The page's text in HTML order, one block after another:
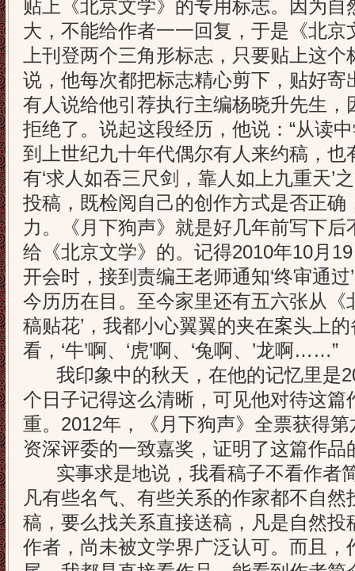
贴上《北京文学》的专用标志。因为
大，不能给作者一一回复，于是《北
上刊登两个三角形标志，只要贴上这
说，他每次都把标志精心剪下，贴好寄
有人说给他引荐执行主编杨晓升先生，
拒绝了。说起这段经历，他说：“从读
到上世纪九十年代偶尔有人来约稿，也
有‘求人如吞三尺剑，靠人如上九重天’
投稿，既检阅自己的创作方式是否正确
力。《月下狗声》就是好几年前写下
给《北京文学》的。记得2010年10月
开会时，接到责编王老师通知‘终审通
今历历在目。至今家里还有五六张从《
稿贴花’，我都小心翼翼的夹在案头上
看，‘牛’啊、‘虎’啊、‘兔啊、’龙啊……”
我印象中的秋天，在他的记忆里是
个日子记得这么清晰，可见他对待这篇
重。2012年，《月下狗声》全票获得
资深评委的一致嘉奖，证明了这篇作品
实事求是地说，我看稿子不看作者
凡有些名气、有些关系的作家都不自
稿，要么找关系直接送稿，凡是自然投
作者，尚未被文学界广泛认可。而且，